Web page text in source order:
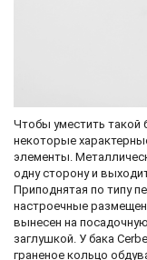
Чтобы уместить такой
некоторые
элементы.
одну сторону и
Приподнятая по типу
настроечные
вынесен на
заглушкой. У бака
граненое кольцо